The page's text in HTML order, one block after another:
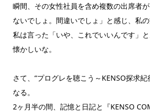
瞬間、その女性社員を含め複数の出席者
ないでしょ。間違いでしょ」と感じ、私の
私は言った「いや、これでいいんです」と
懐かしいな。
さて、“プログレを聴こう～KENSO探求
なる。
2ヶ月半の間、記憶と日記と『KENSO